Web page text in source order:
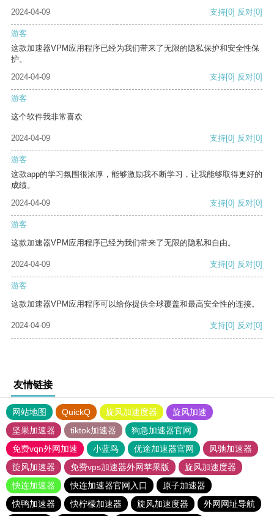
2024-04-09
支持[0] 反对[0]
游客
这款加速器VPM应用程序已经为我们带来了无限的隐私保护和安全性保
护。
2024-04-09
支持[0] 反对[0]
游客
这个软件我非常喜欢
2024-04-09 支持[0] 反对[0]
游客
这款app的学习氛围很浓厚，能够激励我不断学习，让我能够取得更好的
成绩。
2024-04-09
支持[0] 反对[0]
游客
这款加速器VPM应用程序已经为我们带来了无限的隐私和自由。
2024-04-09 支持[0] 反对[0]
游客
这款加速器VPM应用程序可以给你提供全球覆盖和最高安全性的连接。
2024-04-09 支持[0] 反对[0]
友情链接
网站地图 QuickQ 旋风加速度器
旋风加速
坚果加速器
tiktok加速器
狗急加速器官网
免费vqn外网加速
小蓝鸟 优途加速器官网
风驰加速器
旋风加速器
免费vps加速器外网苹果版
旋风加速度器
快连加速器
快连加速器官网入口
原子加速器
快鸭加速器
快柠檬加速器 旋风加速度器 外网网址导航